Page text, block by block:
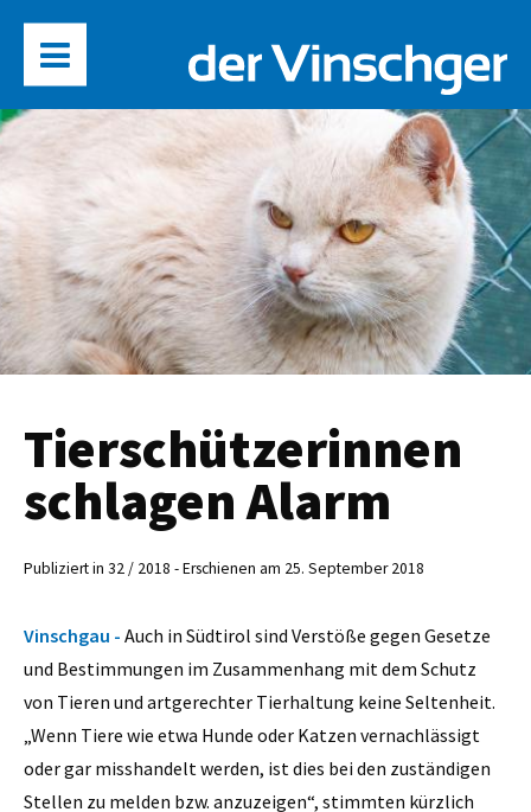
Tierschützerinnen
schlagen Alarm
Publiziert in 32 / 2018 - Erschienen am 25. September 2018
Vinschgau - Auch in Südtirol sind Verstöße gegen Gesetze
und Bestimmungen im Zusammenhang mit dem Schutz
von Tieren und artgerechter Tierhaltung keine Seltenheit.
„Wenn Tiere wie etwa Hunde oder Katzen vernachlässigt
oder gar misshandelt werden, ist dies bei den zuständigen
Stellen zu melden bzw. anzuzeigen“, stimmten kürzlich